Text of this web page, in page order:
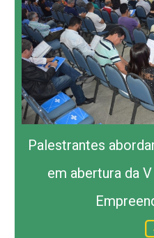
Palestrantes
em abertura da